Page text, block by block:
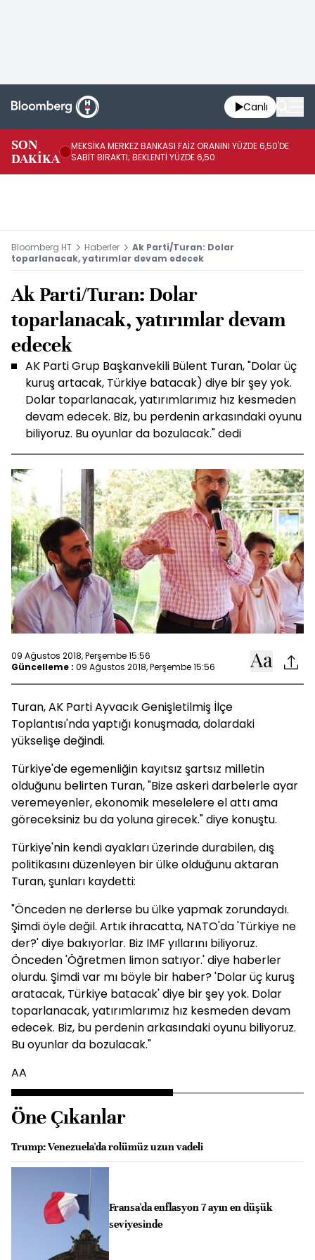
Canlı
SON
DAKİKA
MEKSİKA MERKEZ BANKASI FAİZ ORANINI YÜZDE 6,50'DE
SABİT BIRAKTI; BEKLENTİ YÜZDE 6,50
Bloomberg HT Haberler
Ak Parti/Turan: Dolar
toparlanacak, yatırımlar devam edecek
Ak Parti/Turan: Dolar
toparlanacak, yatırımlar devam
edecek
AK Parti Grup Başkanvekili Bülent Turan, "Dolar üç
kuruş artacak, Türkiye batacak) diye bir şey yok.
Dolar toparlanacak, yatırımlarımız hız kesmeden
devam edecek. Biz, bu perdenin arkasındaki oyunu
biliyoruz. Bu oyunlar da bozulacak." dedi
09 Ağustos 2018, Perşembe 15:56
Güncelleme : 09 Ağustos 2018, Perşembe 15:56
Turan, AK Parti Ayvacık Genişletilmiş İlçe
Toplantısı'nda yaptığı konuşmada, dolardaki
yükselişe değindi.
Türkiye'de egemenliğin kayıtsız şartsız milletin
olduğunu belirten Turan, "Bize askeri darbelerle ayar
veremeyenler, ekonomik meselelere el attı ama
göreceksiniz bu da yoluna girecek." diye konuştu.
Türkiye'nin kendi ayakları üzerinde durabilen, dış
politikasını düzenleyen bir ülke olduğunu aktaran
Turan, şunları kaydetti:
"Önceden ne derlerse bu ülke yapmak zorundaydı.
Şimdi öyle değil. Artık ihracatta, NATO'da 'Türkiye ne
der?' diye bakıyorlar. Biz IMF yıllarını biliyoruz.
Önceden 'Öğretmen limon satıyor.' diye haberler
olurdu. Şimdi var mı böyle bir haber? 'Dolar üç kuruş
aratacak, Türkiye batacak' diye bir şey yok. Dolar
toparlanacak, yatırımlarımız hız kesmeden devam
edecek. Biz, bu perdenin arkasındaki oyunu biliyoruz.
Bu oyunlar da bozulacak."
AA
Öne Çıkanlar
Trump: Venezuela'da rolümüz uzun vadeli
Fransa'da enflasyon 7 ayın en düşük
seviyesinde